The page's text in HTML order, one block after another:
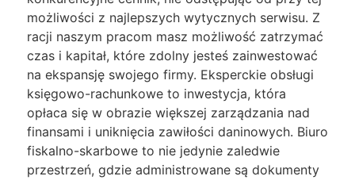
możliwości z najlepszych wytycznych serwisu. Z
racji naszym pracom masz możliwość zatrzymać
czas i kapitał, które zdolny jesteś zainwestować
na ekspansję swojego firmy. Eksperckie obsługi
księgowo-rachunkowe to inwestycja, która
opłaca się w obrazie większej zarządzania nad
finansami i uniknięcia zawiłości daninowych. Biuro
fiskalno-skarbowe to nie jedynie zaledwie
przestrzeń, gdzie administrowane są dokumenty